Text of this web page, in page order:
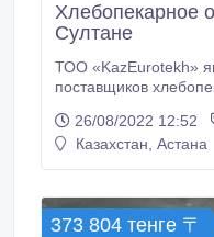
Хлебопекарное
Султане
ТОО «KazEurotekh»
поставщиков
подобрать любое
производства, пекарни, кондитерского цеха. Наше
качества.
26/08/2022 12:52
Казахстан, Астана
373 804 тенге 〒